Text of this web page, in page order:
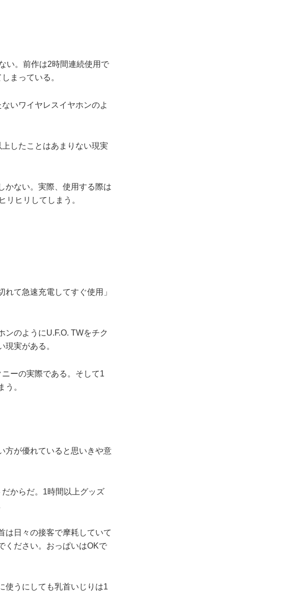
い。前作は2時間連続使用で
まっている。
いワイヤレスイヤホンのよ
したことはあまりない現実
かない。実際、使用する際は
リヒリしてしまう。
て急速充電してすぐ使用」
ンのようにU.F.O. TWをチク
実がある。
ーの実際である。そして1
う。
方が優れていると思いきや意
からだ。1時間以上グッズ
は日々の接客で摩耗していて
ください。おっぱいはOKで
使うにしても乳首いじりは1